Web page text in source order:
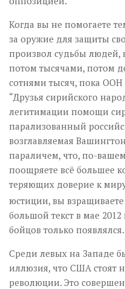
Когда вы не помогаете
за оружие для защиты
произвол судьбы людей,
потом тысячами, потом
сотнями тысяч, пока ООН
“Друзья сирийского
легитимации помощи
парализованный
возглавляемая
параличем, что, по-
поощряете всё большее
теряющих доверие к
юстиции, вы
большой текст в мае
бойцов только появлялся.
Среди левых на Западе
иллюзия, что США стоят
революции. Это